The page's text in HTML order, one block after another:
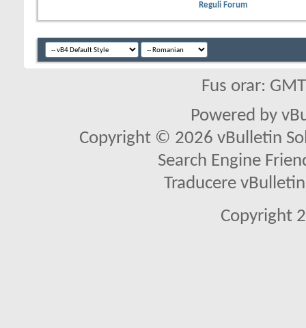
Reguli Forum
Fus orar:
Powered by
Copyright © 2026 vBulletin
Search Engine
Traducere
Copyright